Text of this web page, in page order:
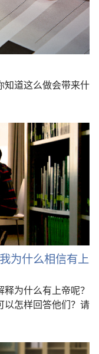
知道这么做会带来什
为什么相信有上
为什么有上帝呢？
以怎样回答他们？请